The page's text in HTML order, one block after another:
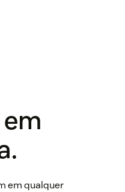
em qualquer